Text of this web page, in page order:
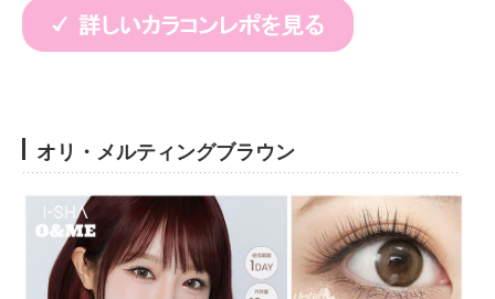
オリ・メルティングブラウン